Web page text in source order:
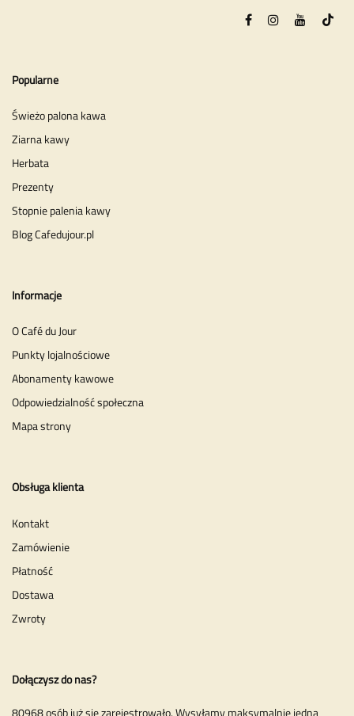
Popularne
Świeżo palona kawa
Ziarna kawy
Herbata
Prezenty
Stopnie palenia kawy
Blog Cafedujour.pl
Informacje
O Café du Jour
Punkty lojalnościowe
Abonamenty kawowe
Odpowiedzialność społeczna
Mapa strony
Obsługa klienta
Kontakt
Zamówienie
Płatność
Dostawa
Zwroty
Dołączysz do nas?
80968 osób już się zarejestrowało. Wysyłamy maksymalnie jedną